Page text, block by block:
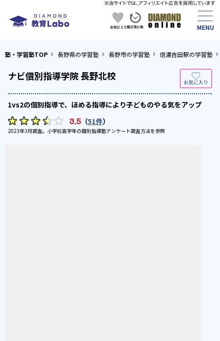
塾・学習塾TOP 長野県の学習塾 長野市の学習塾 信濃吉田駅の学習塾
ナビ個別指導学院 長野北校
1vs2の個別指導で、ほめる指導により子どものやる気をアップ
3.5 （51件）
2023年3月調査。 小学校高学年の個別指導塾アンケート調査方法を参照